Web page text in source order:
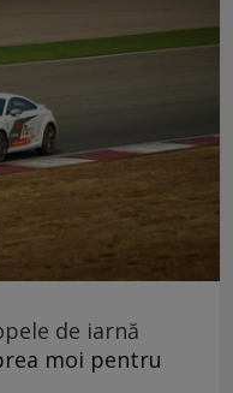
de iarnă
moi pentru